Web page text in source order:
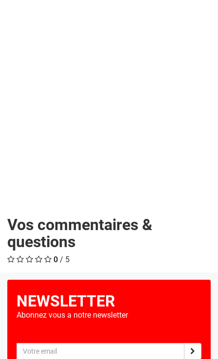
Vos commentaires &
questions
0 / 5
NEWSLETTER
Abonnez vous a notre newsletter